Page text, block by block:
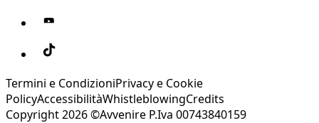
Termini e CondizioniPrivacy e Cookie
PolicyAccessibilitàWhistleblowingCredits
Copyright 2026 ©Avvenire P.Iva 00743840159